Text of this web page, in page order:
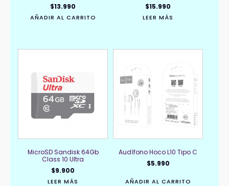
$13.990
AÑADIR AL CARRITO
$15.990
LEER MÁS
MicroSD Sandisk 64Gb
Class 10 Ultra
$9.900
LEER MÁS
Audífono Hoco L10 Tipo C
$5.990
AÑADIR AL CARRITO